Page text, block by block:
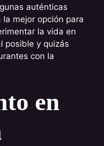
auténticas
mejor opción para
la vida en
posible y quizás
con la
en